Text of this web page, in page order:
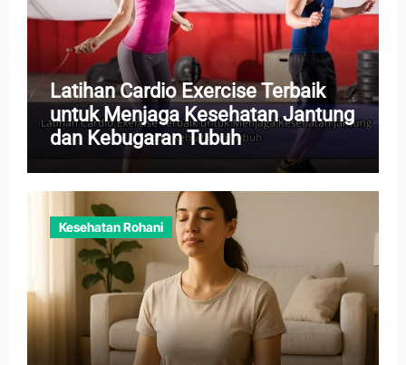
Latihan Cardio Exercise Terbaik
untuk Menjaga Kesehatan Jantung
dan Kebugaran Tubuh
Kesehatan Rohani